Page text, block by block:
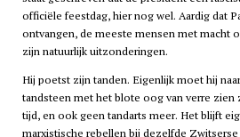
officiële feestdag, hier nog wel. Aardig dat
ontvangen, de meeste mensen met macht
zijn natuurlijk uitzonderingen.
Hij poetst zijn tanden. Eigenlijk moet hij
tandsteen met het blote oog van verre zien
tijd, en ook geen tandarts meer. Het blijft
marxistische rebellen bij dezelfde